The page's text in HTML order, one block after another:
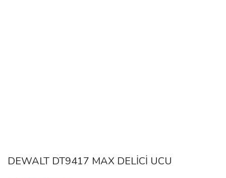
DEWALT DT9417 MAX DELİCİ UCU